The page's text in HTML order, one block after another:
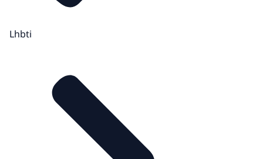
Lhbti